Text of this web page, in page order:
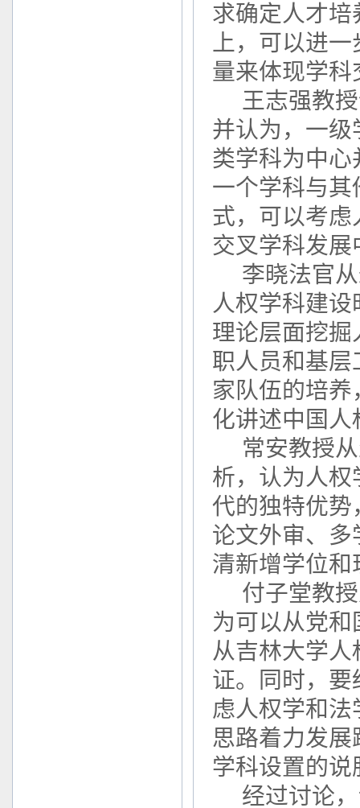
求确定人才
上，可以进
量来体现学
王志强教
并认为，一
类学科为中
一个学科与
式，可以考
交叉学科发
李晓法官
人权学科建
理论层面挖
职人员和基
家队伍的培
化讲述中国
常安教授
析，认为人
代的独特优
论文外审、
清新增学位
付子堂教
为可以从党
从吉林大学
证。同时，
虑人权学和法
思路着力发
学科设置的说
经过讨论